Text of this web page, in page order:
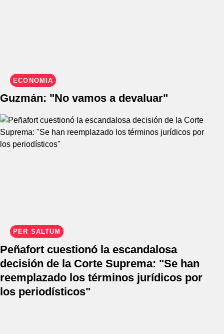
ECONOMÍA
Guzmán: "No vamos a devaluar"
PER SALTUM
Peñafort cuestionó la escandalosa
decisión de la Corte Suprema: "Se han
reemplazado los términos jurídicos por
los periodísticos"